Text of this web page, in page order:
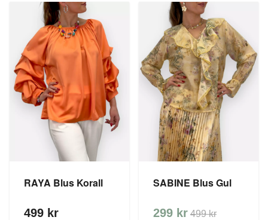
RAYA Blus Korall
499 kr
SABINE Blus Gul
299 kr 499 kr